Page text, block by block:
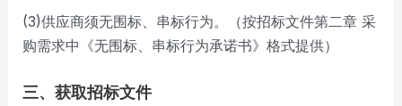
(3)供应商须无围标、串标行为。（按招标文件第二章 采
购需求中《无围标、串标行为承诺书》格式提供）
三、获取招标文件